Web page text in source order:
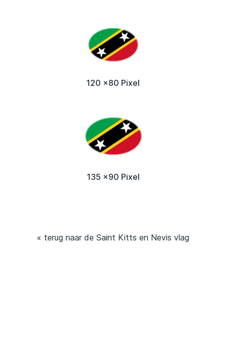
120 x80 Pixel
135 x90 Pixel
« terug naar de Saint Kitts en Nevis vlag